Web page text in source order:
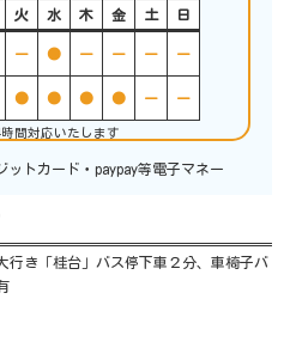
火 水 木 金 土 日
ー ● ー ー ー ー
● ● ● ● ー ー
時間対応いたします
ットカード・paypay等電子マネー
行き「桂台」バス停下車２分、車椅子バ